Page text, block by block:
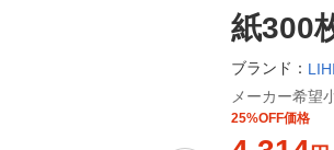
紙300
ブランド：
メーカー希望
25%OFF価格